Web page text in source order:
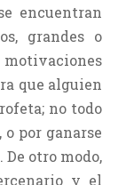
encuentran
grandes o
que alguien
no todo
por ganarse
otro modo,
y el